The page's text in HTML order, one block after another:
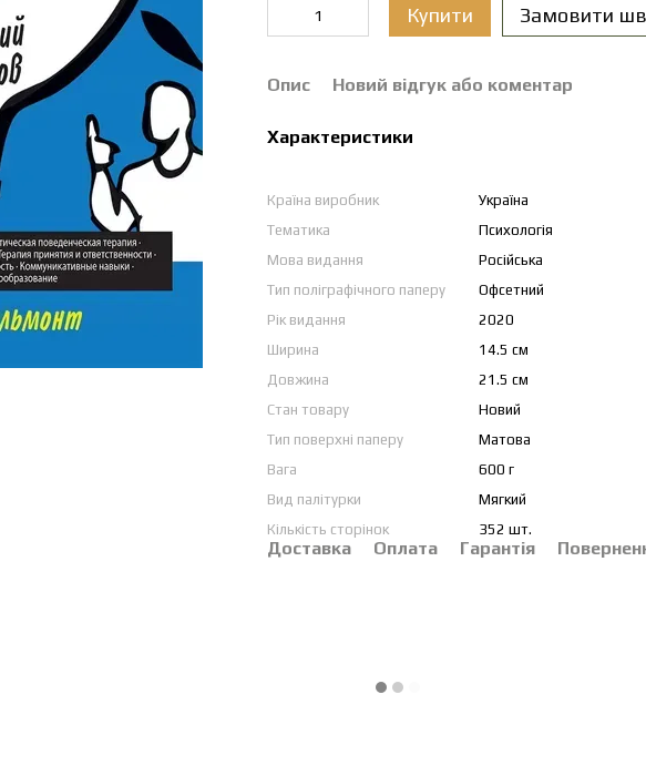
Купити Замовити
Опис Новий відгук або коментар
Характеристики
Країна виробник
Україна
Тематика
Психологія
Мова видання
Російська
Тип поліграфічного паперу
Офсетний
Рік видання
2020
Ширина
14.5 см
Довжина
21.5 см
Стан товару
Новий
Тип поверхні паперу
Матова
Вага
600 г
Вид палітурки
Мягкий
Кількість сторінок
352 шт.
Доставка Оплата Гарантія